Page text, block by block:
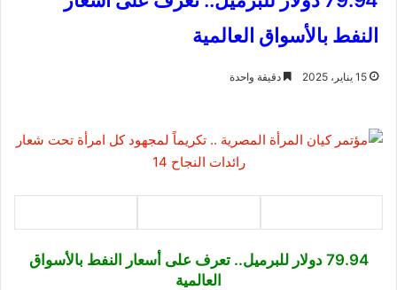
النفط بالأسواق العالمية
15 يناير، 2025 دقيقة واحدة
79.94 دولار للبرميل.. تعرف على أسعار النفط بالأسواق
العالمية